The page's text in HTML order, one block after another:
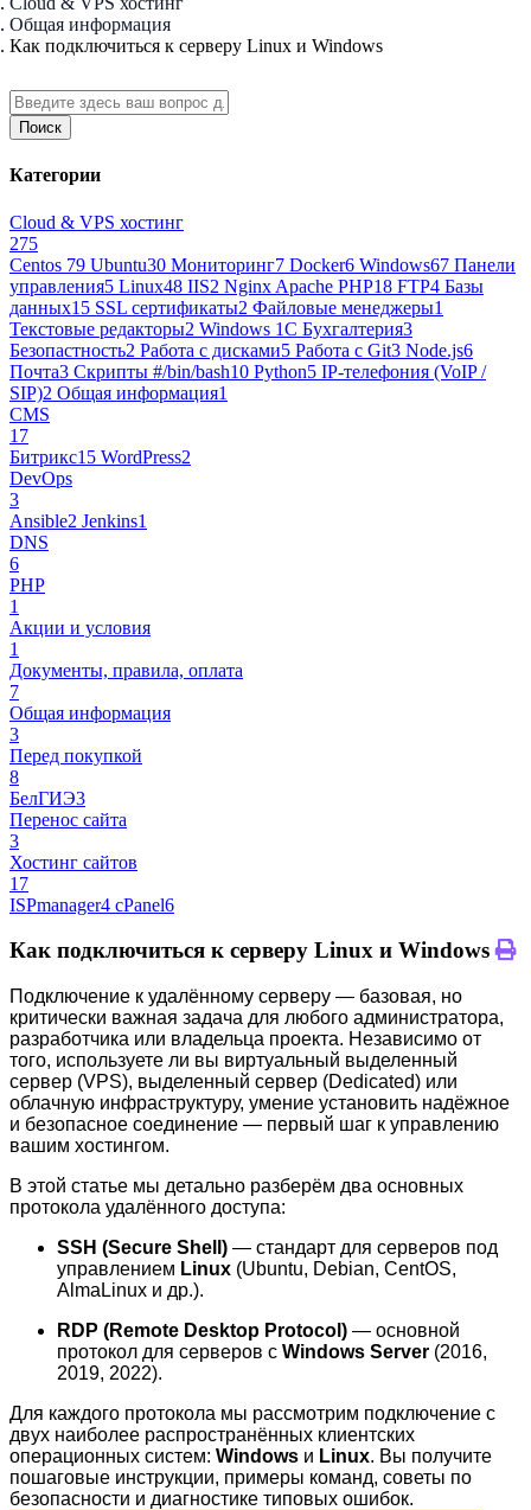
Общая информация
Как подключиться к серверу Linux и Windows
Поиск
Категории
Cloud & VPS хостинг
275
Centos 79 Ubuntu30 Мониторинг7 Docker6 Windows67 Панели
управления5 Linux48 IIS2 Nginx Apache PHP18 FTP4 Базы
данных15 SSL сертификаты2 Файловые менеджеры1
Текстовые редакторы2 Windows 1С Бухгалтерия3
Безопастность2 Работа с дисками5 Работа с Git3 Node.js6
Почта3 Cкрипты #/bin/bash10 Python5 IP-телефония (VoIP /
SIP)2 Общая информация1
CMS
17
Битрикс15 WordPress2
DevOps
3
Ansible2 Jenkins1
DNS
6
PHP
1
Акции и условия
1
Документы, правила, оплата
7
Общая информация
3
Перед покупкой
8
БелГИЭ3
Перенос сайта
3
Хостинг сайтов
17
ISPmanager4 cPanel6
Как подключиться к серверу Linux и Windows
Подключение к удалённому серверу — базовая, но
критически важная задача для любого администратора,
разработчика или владельца проекта. Независимо от
того, используете ли вы виртуальный выделенный
сервер (VPS), выделенный сервер (Dedicated) или
облачную инфраструктуру, умение установить надёжное
и безопасное соединение — первый шаг к управлению
вашим хостингом.
В этой статье мы детально разберём два основных
протокола удалённого доступа:
SSH (Secure Shell) — стандарт для серверов под
управлением Linux (Ubuntu, Debian, CentOS,
AlmaLinux и др.).
RDP (Remote Desktop Protocol) — основной
протокол для серверов с Windows Server (2016,
2019, 2022).
Для каждого протокола мы рассмотрим подключение с
двух наиболее распространённых клиентских
операционных систем: Windows и Linux. Вы получите
пошаговые инструкции, примеры команд, советы по
безопасности и диагностике типовых ошибок.